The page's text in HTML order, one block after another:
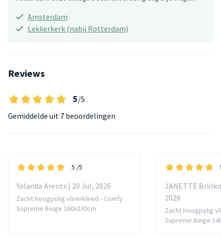
Amsterdam
Lekkerkerk (nabij Rotterdam)
Reviews
5/5
Gemiddelde uit 7 beoordelingen
5 /5
Yolanda Arents | 20 Jul, 2026
Zacht Hoogpolig vloerkleed - Comfy
Supreme Beige 160x230cm
JANETTE
2026
Zacht Hoogpolig
Supreme Beige